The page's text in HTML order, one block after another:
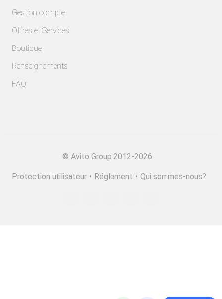
Gestion compte
Offres et Services
Boutique
Renseignements
FAQ
© Avito Group 2012-2026
Protection utilisateur • Réglement • Qui sommes-nous?